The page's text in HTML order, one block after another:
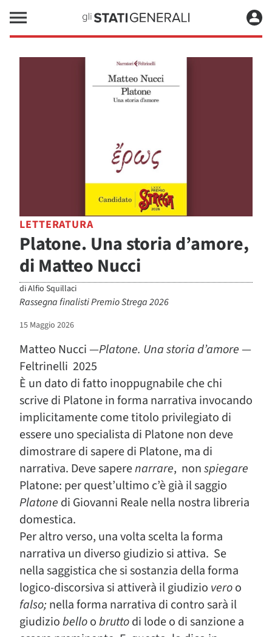
LETTERATURA
Platone. Una storia d’amore,
di Matteo Nucci
diAlfio Squillaci
Rassegna finalisti Premio Strega 2026
15 Maggio 2026
Matteo Nucci —Platone. Una storia d’amore —
Feltrinelli 2025
È un dato di fatto inoppugnabile che chi
scrive di Platone in forma narrativa invocando
implicitamente come titolo privilegiato di
essere uno specialista di Platone non deve
dimostrare di sapere di Platone, ma di
narrativa. Deve saperenarrare, nonspiegare
Platone: per quest’ultimo c’è già il saggio
Platone di Giovanni Reale nella nostra libreria
domestica.
Per altro verso, una volta scelta la forma
narrativa un diverso giudizio si attiva. Se
nella saggistica che si sostanzia della forma
logico-discorsiva si attiverà il giudizio veroo
falso; nella forma narrativa di contro sarà il
giudiziobelloobruttodi lode o di sanzione a